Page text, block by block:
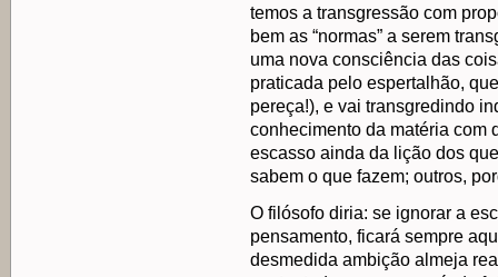
temos a transgressão com
bem as “normas” a serem
uma nova consciência das
praticada pelo espertalhão,
pereça!), e vai transgredindo
conhecimento da matéria com
escasso ainda da lição dos
sabem o que fazem; outros,
O filósofo diria: se ignorar a
pensamento, ficará sempre
desmedida ambição almeja